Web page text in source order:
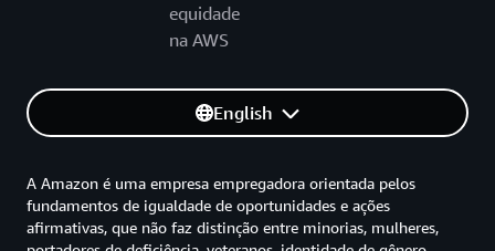
equidade
na AWS
English
A Amazon é uma empresa empregadora orientada pelos
fundamentos de igualdade de oportunidades e ações
afirmativas, que não faz distinção entre minorias, mulheres,